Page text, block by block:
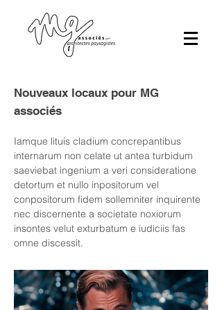
Nouveaux locaux pour MG
associés
Iamque lituis cladium concrepantibus
internarum non celate ut antea turbidum
saeviebat ingenium a veri consideratione
detortum et nullo inpositorum vel
conpositorum fidem sollemniter inquirente
nec discernente a societate noxiorum
insontes velut exturbatum e iudiciis fas
omne discessit.